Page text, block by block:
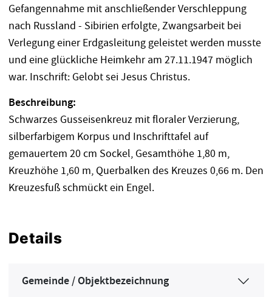
Gefangennahme mit anschließender Verschleppung
nach Russland - Sibirien erfolgte, Zwangsarbeit bei
Verlegung einer Erdgasleitung geleistet werden musste
und eine glückliche Heimkehr am 27.11.1947 möglich
war. Inschrift: Gelobt sei Jesus Christus.
Beschreibung:
Schwarzes Gusseisenkreuz mit floraler Verzierung,
silberfarbigem Korpus und Inschrifttafel auf
gemauertem 20 cm Sockel, Gesamthöhe 1,80 m,
Kreuzhöhe 1,60 m, Querbalken des Kreuzes 0,66 m. Den
Kreuzesfuß schmückt ein Engel.
Details
Gemeinde / Objektbezeichnung